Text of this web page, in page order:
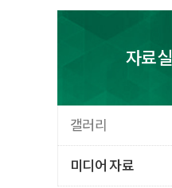
자료실
갤러리
미디어 자료